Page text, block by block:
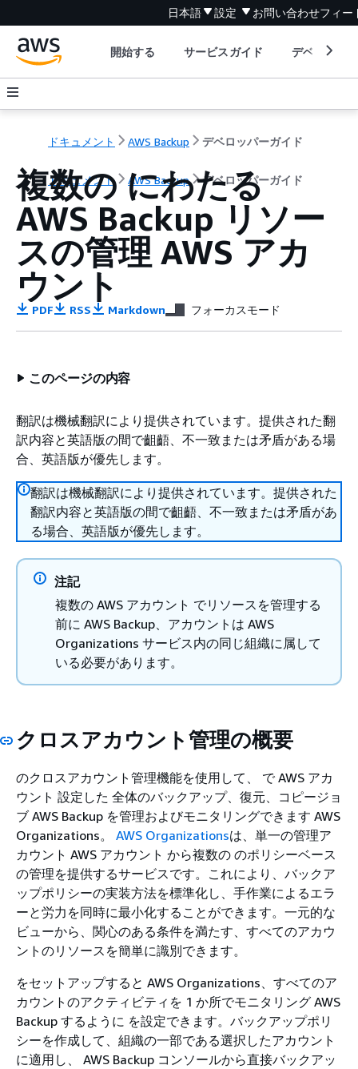
日本語 設定 お問い合わせフィー
開始する サービスガイド デベロッパ
ドキュメント AWS Backup デベロッパーガイド
ドキュメント AWS Backup デベロッパーガイド
複数の にわたる
AWS Backup リソー
スの管理 AWS アカ
ウント
PDF RSS Markdown フォーカスモード
このページの内容
翻訳は機械翻訳により提供されています。提供された翻
訳内容と英語版の間で齟齬、不一致または矛盾がある場
合、英語版が優先します。
翻訳は機械翻訳により提供されています。提供された
翻訳内容と英語版の間で齟齬、不一致または矛盾があ
る場合、英語版が優先します。
注記
複数の AWS アカウント でリソースを管理する
前に AWS Backup、アカウントは AWS
Organizations サービス内の同じ組織に属して
いる必要があります。
クロスアカウント管理の概要
のクロスアカウント管理機能を使用して、 で AWS アカ
ウント 設定した 全体のバックアップ、復元、コピージョ
ブ AWS Backup を管理およびモニタリングできます AWS
Organizations。 AWS Organizationsは、単一の管理ア
カウント AWS アカウント から複数の のポリシーベース
の管理を提供するサービスです。これにより、バックア
ップポリシーの実装方法を標準化し、手作業によるエラ
ーと労力を同時に最小化することができます。一元的な
ビューから、関心のある条件を満たす、すべてのアカウ
ントのリソースを簡単に識別できます。
をセットアップすると AWS Organizations、すべてのア
カウントのアクティビティを 1 か所でモニタリング AWS
Backup するように を設定できます。バックアップポリ
シーを作成して、組織の一部である選択したアカウント
に適用し、 AWS Backup コンソールから直接バックアッ